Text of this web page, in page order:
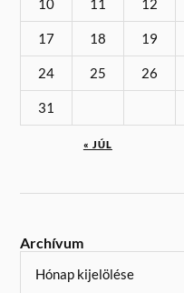
10 11 12
17 18 19
24 25 26
31
« JÚL
Archívum